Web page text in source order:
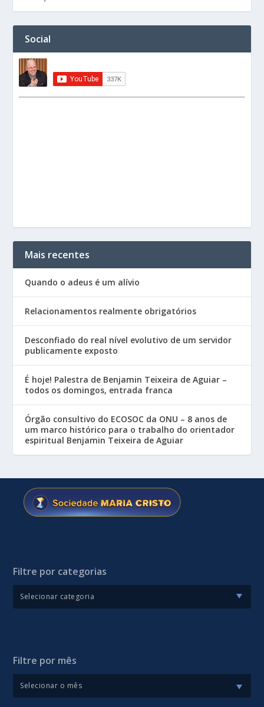
Social
Mais recentes
Quando o adeus é um alívio
Relacionamentos realmente obrigatórios
Desconfiado do real nível evolutivo de um servidor
publicamente exposto
É hoje! Palestra de Benjamin Teixeira de Aguiar –
todos os domingos, entrada franca
Órgão consultivo do ECOSOC da ONU – 8 anos de
um marco histórico para o trabalho do orientador
espiritual Benjamin Teixeira de Aguiar
Filtre por categorias
Filtre por mês